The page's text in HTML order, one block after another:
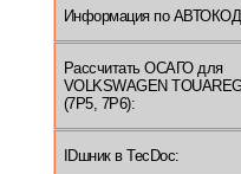
Информация по
Рассчитать ОСАГО для
VOLKSWAGEN
(7P5, 7P6):
IDшник в TecDoc: